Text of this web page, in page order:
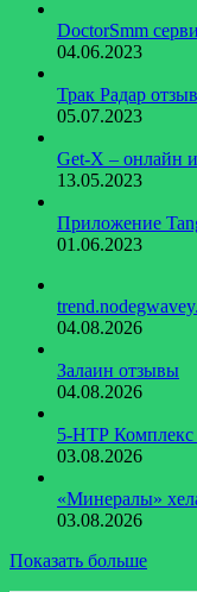
DoctorSmm
04.06.2023
Трак Радар
05.07.2023
Get-X – онлайн
13.05.2023
Приложение
01.06.2023
04.08.2026
Залаин отзывы
04.08.2026
5-НТР Комплекс
03.08.2026
«Минералы»
03.08.2026
Показать больше